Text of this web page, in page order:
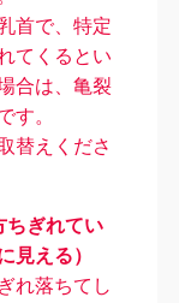
首で、 特定
てくるとい
合は、亀裂
す。
替えくださ
ちぎれてい
見える）
れ落ちてし